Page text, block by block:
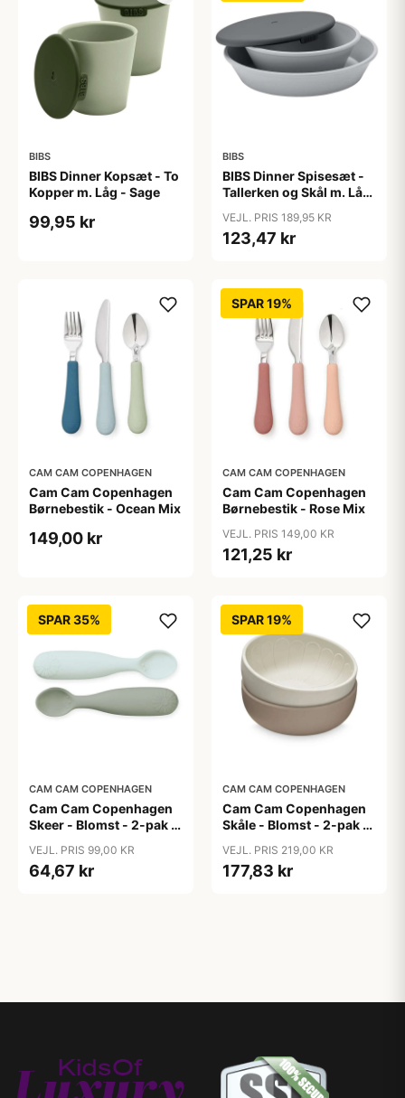
BIBS
BIBS Dinner Kopsæt - To
Kopper m. Låg - Sage
99,95 kr
BIBS
BIBS Dinner Spisesæt -
Tallerken og Skål m. Låg
VEJL. PRIS 189,95 KR
123,47 kr
CAM CAM COPENHAGEN
Cam Cam Copenhagen
Børnebestik - Ocean Mix
149,00 kr
SPAR 19%
CAM CAM COPENHAGEN
Cam Cam Copenhagen
Børnebestik - Rose Mix
VEJL. PRIS 149,00 KR
121,25 kr
SPAR 35%
CAM CAM COPENHAGEN
Cam Cam Copenhagen
Skeer - Blomst - 2-pak -
VEJL. PRIS 99,00 KR
64,67 kr
SPAR 19%
CAM CAM COPENHAGEN
Cam Cam Copenhagen
Skåle - Blomst - 2-pak -
VEJL. PRIS 219,00 KR
177,83 kr